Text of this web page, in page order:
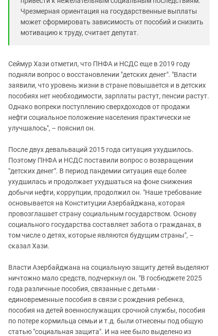
Чрезмерная ориентация на государственные выплаты
может сформировать зависимость от пособий и снизить
мотивацию к труду, считает депутат.
Сеймур Хази отметил, что ПНФА и НСДС еще в 2019 году
подняли вопрос о восстановлении "детских денег". "Власти
заявили, что уровень жизни в стране повышается и в детских
пособиях нет необходимости, зарплаты растут, пенсии растут.
Однако вопреки поступлению сверхдоходов от продажи
нефти социальное положение населения практически не
улучшалось", – пояснил он.
После двух девальваций 2015 года ситуация ухудшилось.
Поэтому ПНФА и НСДС поставили вопрос о возвращении
"детских денег". В период пандемии ситуация еще более
ухудшилась и продолжает ухудшаться на фоне снижения
добычи нефти, коррупции, продолжил он. "Наше требование
основывается на Конституции Азербайджана, которая
провозглашает страну социальным государством. Основу
социального государства составляет забота о гражданах, в
том числе о детях, которые являются будущим страны", –
сказал Хази.
Власти Азербайджана на социальную защиту детей выделяют
ничтожно мало средств, подчеркнул он. "В госбюджете 2025
года различные пособия, связанные с детьми -
единовременные пособия в связи с рождения ребенка,
пособия на детей военнослужащих срочной службы, пособия
по потере кормильца семьи и т.д. были отнесены под общую
статью "социальная защита". И на нее было выделено из